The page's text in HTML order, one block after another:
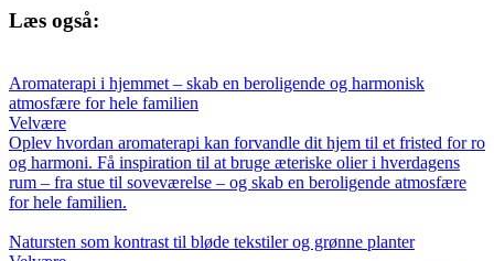
Læs også:
Aromaterapi i hjemmet – skab en beroligende og harmonisk
atmosfære for hele familien
Velvære
Oplev hvordan aromaterapi kan forvandle dit hjem til et fristed for ro
og harmoni. Få inspiration til at bruge æteriske olier i hverdagens
rum – fra stue til soveværelse – og skab en beroligende atmosfære
for hele familien.
Natursten som kontrast til bløde tekstiler og grønne planter